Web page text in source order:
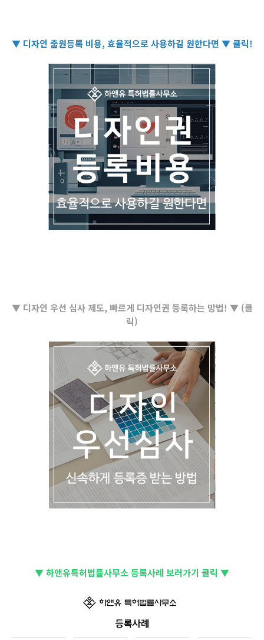
▼ 디자인 출원등록 비용, 효율적으로 사용하길 원한다면 ▼ 클릭!
▼ 디자인 우선 심사 제도, 빠르게 디자인권 등록하는 방법! ▼ (클
릭)
▼ 하앤유특허법률사무소 등록사례 보러가기 클릭 ▼